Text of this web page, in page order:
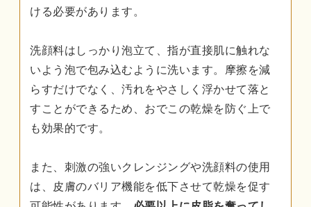
ける必要があります。
洗顔料はしっかり泡立て、指が直接肌に触れな
いよう泡で包み込むように洗います。摩擦を減
らすだけでなく、汚れをやさしく浮かせて落と
すことができるため、おでこの乾燥を防ぐ上で
も効果的です。
また、刺激の強いクレンジングや洗顔料の使用
は、皮膚のバリア機能を低下させて乾燥を促す